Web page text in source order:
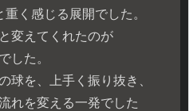
く感じる展開でした。
変えてくれたのが
した。
球を、上手く振り抜き、
れを変える一発でした